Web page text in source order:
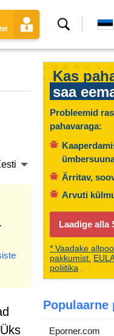
Otsing
Kas
saa
Probleemid
pahavaraga:
Ärritav,
Arvuti
Laadige alla
* Vaadake
pakkumist. EULA
poliitika
Populaarne
Eporner.com